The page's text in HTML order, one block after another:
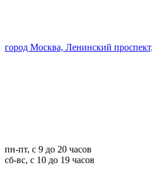
город Москва, Ленинский
пн-пт, с 9 до 20 часов
сб-вс, с 10 до 19 часов